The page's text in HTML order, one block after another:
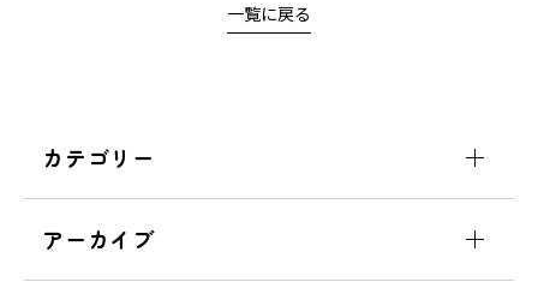
一覧に戻る
カテゴリー
アーカイブ